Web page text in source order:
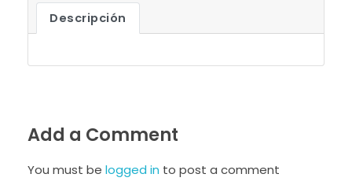
Descripción
Add a Comment
You must be logged in to post a comment